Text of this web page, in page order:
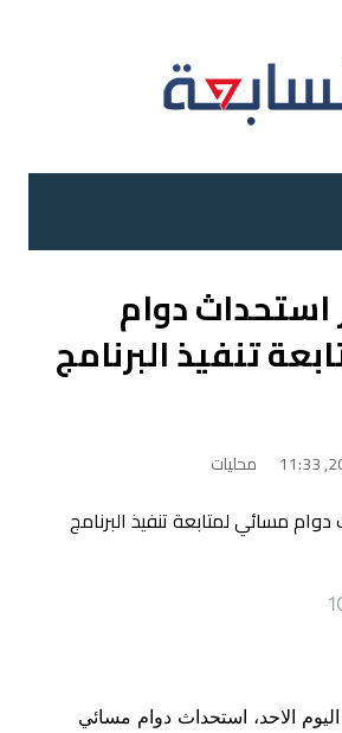
استحداث دوام
تنفيذ البرنامج
محليات
الاحد، استحداث دوام مسائي